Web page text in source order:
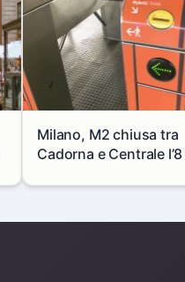
Milano, M2 chiusa tra
Cadorna e Centrale
alternative